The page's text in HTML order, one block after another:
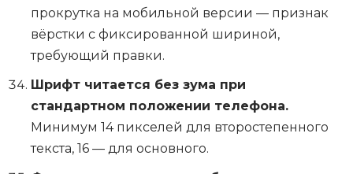
прокрутка на мобильной версии — признак
вёрстки с фиксированной шириной,
требующий правки.
Шрифт читается без зума при
стандартном положении телефона.
Минимум 14 пикселей для второстепенного
текста, 16 — для основного.